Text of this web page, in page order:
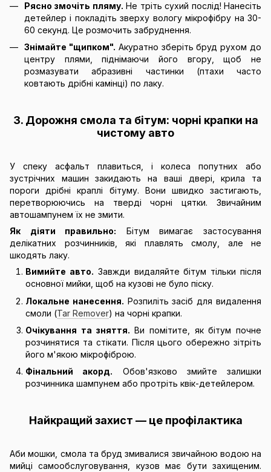
Рясно змочіть пляму. Не тріть сухий послід! Нанесіть
детейлер і покладіть зверху вологу мікрофібру на 30-
60 секунд. Це розмочить забруднення.
Знімайте "щипком". Акуратно зберіть бруд рухом до
центру плями, піднімаючи його вгору, щоб не
розмазувати абразивні частинки (птахи часто
ковтають дрібні камінці) по лаку.
3. Дорожня смола та бітум: чорні крапки на
чистому авто
У спеку асфальт плавиться, і колеса попутних або
зустрічних машин закидають на ваші двері, крила та
пороги дрібні краплі бітуму. Вони швидко застигають,
перетворюючись на тверді чорні цятки. Звичайним
автошампунем їх не змити.
Як діяти правильно: Бітум вимагає застосування
делікатних розчинників, які плавлять смолу, але не
шкодять лаку.
Вимийте авто. Завжди видаляйте бітум тільки після
основної мийки, щоб на кузові не було піску.
Локальне нанесення. Розпиліть засіб для видалення
смоли (Tar Remover) на чорні крапки.
Очікування та зняття.Ви помітите, як бітум почне
розчинятися та стікати. Після цього обережно зітріть
його м'якою мікрофіброю.
Фінальний акорд. Обов'язково змийте залишки
розчинника шампунем або протріть квік-детейлером.
Найкращий захист — це профілактика
Аби мошки, смола та бруд змивалися звичайною водою на
мийці самообслуговування, кузов має бути захищеним.